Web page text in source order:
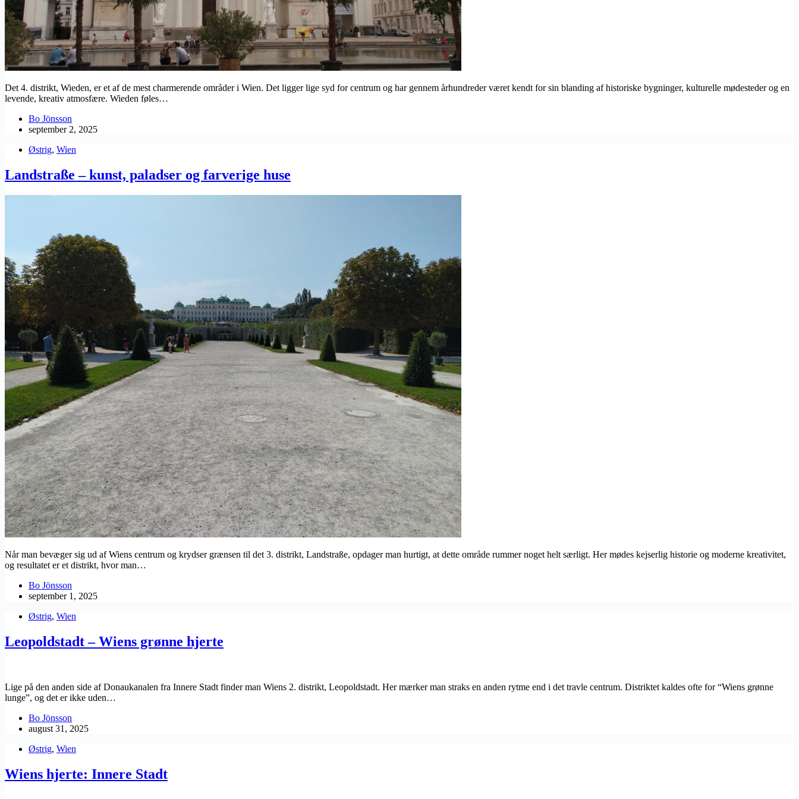
Det 4. distrikt, Wieden, er et af de mest charmerende områder i Wien. Det ligger lige syd for centrum og har gennem århundreder været kendt for sin blanding af historiske bygninger, kulturelle mødesteder og en
levende, kreativ atmosfære. Wieden føles…
Bo Jönsson
september 2, 2025
Østrig, Wien
Landstraße – kunst, paladser og farverige huse
Når man bevæger sig ud af Wiens centrum og krydser grænsen til det 3. distrikt, Landstraße, opdager man hurtigt, at dette område rummer noget helt særligt. Her mødes kejserlig historie og moderne kreativitet,
og resultatet er et distrikt, hvor man…
Bo Jönsson
september 1, 2025
Østrig, Wien
Leopoldstadt – Wiens grønne hjerte
Lige på den anden side af Donaukanalen fra Innere Stadt finder man Wiens 2. distrikt, Leopoldstadt. Her mærker man straks en anden rytme end i det travle centrum. Distriktet kaldes ofte for “Wiens grønne
lunge”, og det er ikke uden…
Bo Jönsson
august 31, 2025
Østrig, Wien
Wiens hjerte: Innere Stadt